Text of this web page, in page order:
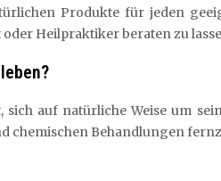
Produkte für jeden
Heilpraktiker beraten zu
sich auf natürliche Weise um
chemischen Behandlungen